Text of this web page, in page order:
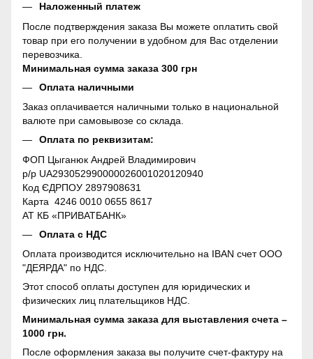
Наложенный платеж
После подтверждения заказа Вы можете оплатить свой
товар при его получении в удобном для Вас отделении
перевозчика.
Минимальная сумма заказа 300 грн
Оплата наличными
Заказ оплачивается наличными только в национальной
валюте при самовывозе со склада.
Оплата по реквизитам:
ФОП Цыганюк Андрей Владимирович
р/р UA293052990000026001020120940
Код ЄДРПОУ 2897908631
Карта 4246 0010 0655 8617
АТ КБ «ПРИВАТБАНК»
Оплата с НДС
Оплата производится исключительно на IBAN счет ООО
"ДЕЯРДА" по НДС.
Этот способ оплаты доступен для юридических и
физических лиц плательщиков НДС.
Минимальная сумма заказа для выставления счета –
1000 грн.
После оформления заказа вы получите счет-фактуру на